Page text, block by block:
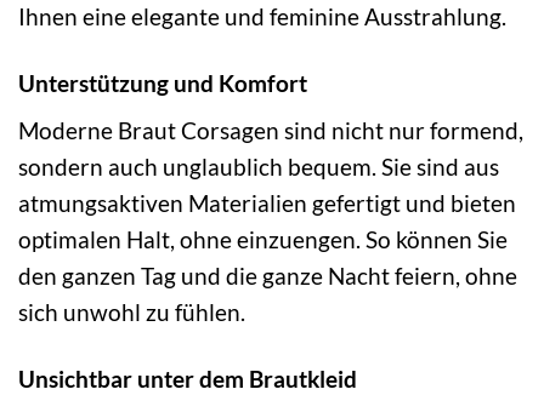
Ihnen eine elegante und feminine Ausstrahlung.
Unterstützung und Komfort
Moderne Braut Corsagen sind nicht nur formend,
sondern auch unglaublich bequem. Sie sind aus
atmungsaktiven Materialien gefertigt und bieten
optimalen Halt, ohne einzuengen. So können Sie
den ganzen Tag und die ganze Nacht feiern, ohne
sich unwohl zu fühlen.
Unsichtbar unter dem Brautkleid